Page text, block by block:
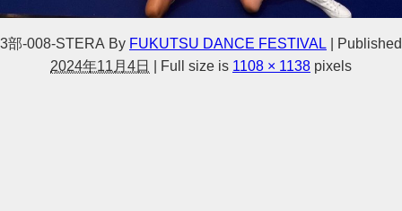
3部-008-STERA By FUKUTSU DANCE FESTIVAL
Published
2024年11月4日
Full size is 1108 × 1138 pixels